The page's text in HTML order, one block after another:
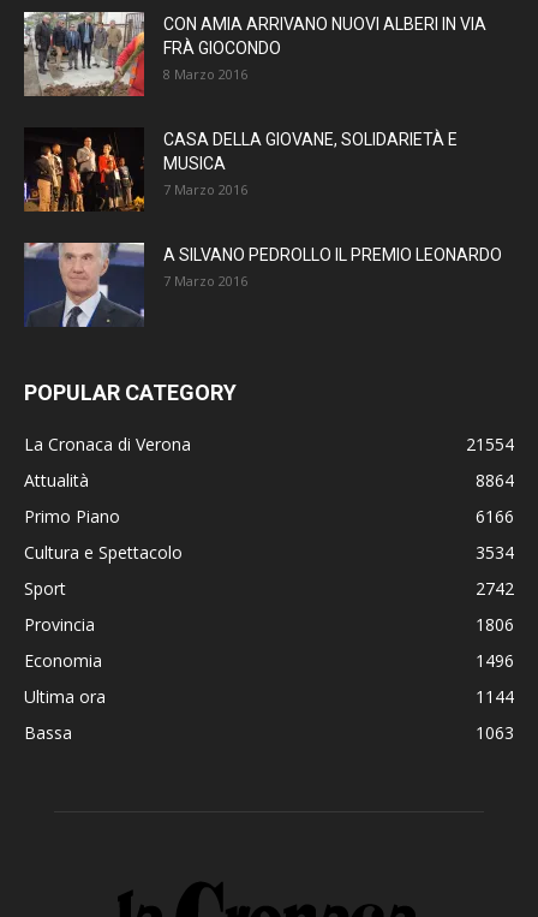
CON AMIA ARRIVANO NUOVI ALBERI IN VIA
FRÀ GIOCONDO
8 Marzo 2016
CASA DELLA GIOVANE, SOLIDARIETÀ E
MUSICA
7 Marzo 2016
A SILVANO PEDROLLO IL PREMIO LEONARDO
7 Marzo 2016
POPULAR CATEGORY
La Cronaca di Verona
21554
Attualità
8864
Primo Piano
6166
Cultura e Spettacolo
3534
Sport
2742
Provincia
1806
Economia
1496
Ultima ora
1144
Bassa
1063